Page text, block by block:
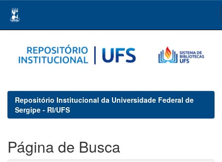
navigation
Repositório Institucional da Universidade Federal de
Sergipe - RI/UFS
Página de Busca